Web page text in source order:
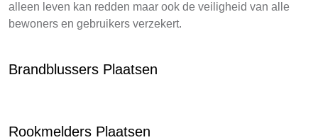
alleen leven kan redden maar ook de veiligheid van alle
bewoners en gebruikers verzekert.
Brandblussers Plaatsen
Rookmelders Plaatsen